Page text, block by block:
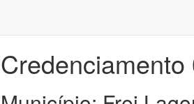
Credenciamento